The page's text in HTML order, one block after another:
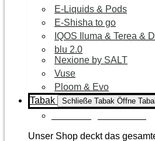
E-Liquids & Pods
E-Shisha to go
IQOS Iluma & Terea &
blu 2.0
Nexione by SALT
Vuse
Ploom & Evo
Tabak
Schließe Tabak Öffne
Unser Shop deckt das